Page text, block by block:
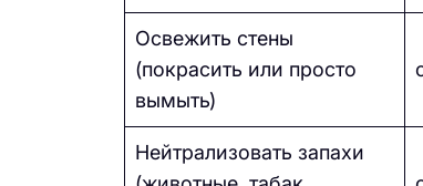
Освежить стены
(покрасить или просто
вымыть)
Нейтрализовать запахи